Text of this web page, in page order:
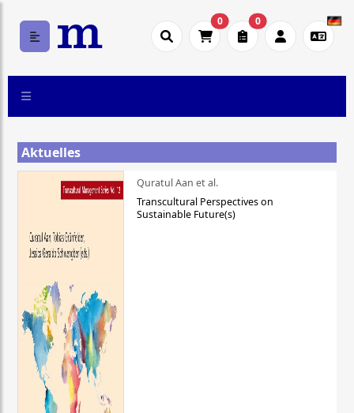
0 0
Aktuelles
Quratul Aan et al.
Transcultural Perspectives on
Sustainable Future(s)